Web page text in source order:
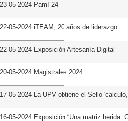
23-05-2024 Pam! 24
22-05-2024 iTEAM, 20 años de liderazgo
22-05-2024 Exposición Artesanía Digital
20-05-2024 Magistrales 2024
17-05-2024 La UPV obtiene el Sello
16-05-2024 Exposición “Una matriz herida.